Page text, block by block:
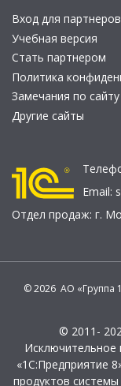
Вход для
Учебная версия
Стать партнером
Политика
Замечания по сайту
Другие сайты
Email:
Отдел продаж: г.
© 2026 АО «Группа
© 2011-
Исключительное
«1С:Предприятие
продуктов